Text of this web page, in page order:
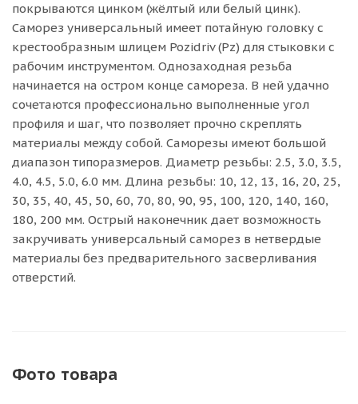
покрываются цинком (жёлтый или белый цинк).
Саморез универсальный имеет потайную головку с
крестообразным шлицем Pozidriv (Pz) для стыковки с
рабочим инструментом. Однозаходная резьба
начинается на остром конце самореза. В ней удачно
сочетаются профессионально выполненные угол
профиля и шаг, что позволяет прочно скреплять
материалы между собой. Саморезы имеют большой
диапазон типоразмеров. Диаметр резьбы: 2.5, 3.0, 3.5,
4.0, 4.5, 5.0, 6.0 мм. Длина резьбы: 10, 12, 13, 16, 20, 25,
30, 35, 40, 45, 50, 60, 70, 80, 90, 95, 100, 120, 140, 160,
180, 200 мм. Острый наконечник дает возможность
закручивать универсальный саморез в нетвердые
материалы без предварительного засверливания
отверстий.
Фото товара